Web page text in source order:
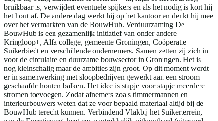
bruikbaar is, verwijdert eventuele spijkers en als het nodig is kort hij
het hout af. De andere dag werkt hij op het kantoor en denkt hij mee
over het vermarkten van de BouwHub. Verduurzaming De
BouwHub is een gezamenlijk initiatief van onder andere
Kringloop+, Alfa college, gemeente Groningen, Coöperatie
Suikerbiedt en verschillende ondernemers. Samen zetten zij zich in
voor de circulaire en duurzame bouwsector in Groningen. Het is
nog kleinschalig maar de ambities zijn groot. Op dit moment wordt
er in samenwerking met sloopbedrijven gewerkt aan een stroom
geschaafde houten balken. Het idee is stapje voor stapje meerdere
stromen toevoegen. Zodat afnemers zoals timmermannen en
interieurbouwers weten dat ze voor bepaald materiaal altijd bij de
BouwHub terecht kunnen. Verbindend Vlakbij het Suikerterrein,